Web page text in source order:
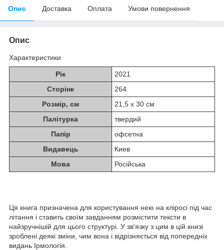
Опис Доставка Оплата Умови повернення
Опис
Характеристики
Рік
2021
Сторінк
264
Розмір, см
21,5 х 30 см
Палітурка
твердий
Папір
офсетна
Видавець
Киев
Мова
Російська
Ця книга призначена для користування нею на кліросі під час
літання і ставить своїм завданням розмістити тексти в
найзручнішій для цього структурі. У зв'язку з цим в цій книзі
зроблені деякі зміни, чим вона і відрізняється від попередніх
видань Ірмологія.